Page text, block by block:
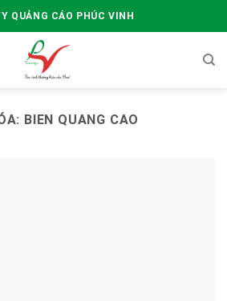
QUẢNG CÁO PHÚC VINH
BIEN QUANG CAO